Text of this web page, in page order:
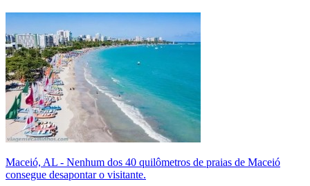
Maceió, AL - Nenhum dos 40 quilômetros de praias de Maceió
consegue desapontar o visitante.